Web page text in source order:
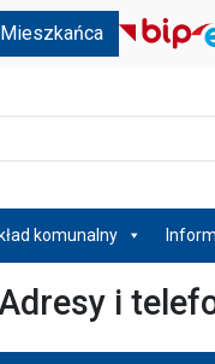
komunalny
Adresy i